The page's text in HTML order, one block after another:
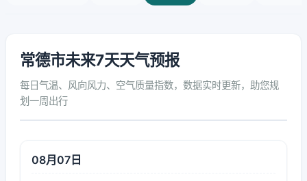
常德市未来7天天气预报
每日气温、风向风力、空气质量指数，数据实时更新，助您规
划一周出行
08月07日